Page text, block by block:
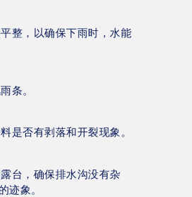
整，以确保下雨时，水能
条。
是否有剥落和开裂现象。
台，确保排水沟没有杂
迹象。